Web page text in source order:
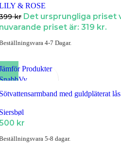
& ROSE
kr Det ursprungliga priset
priset är: 319 kr.
4-7 Dagar.
Produkter
till i Favoriter med guldpläterat
kr
5-8 dagar.